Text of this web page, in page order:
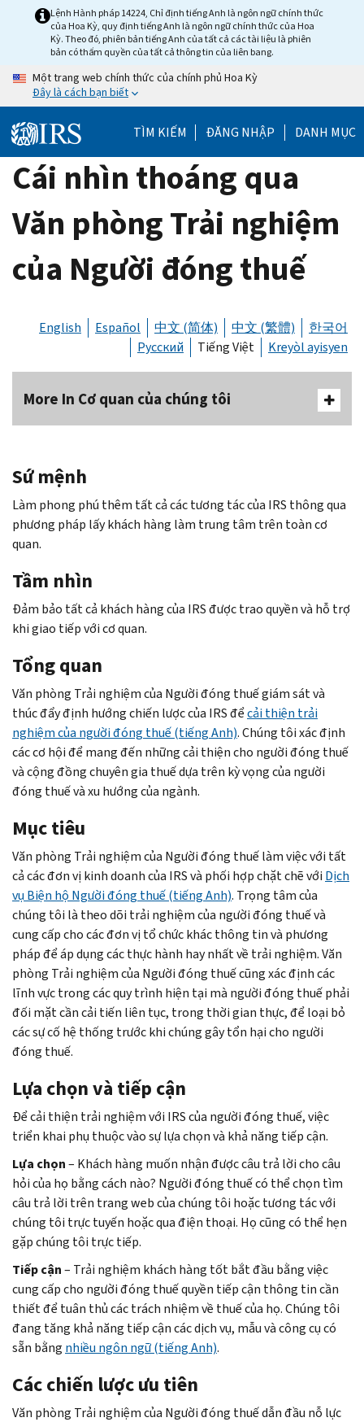
Lệnh Hành pháp 14224, Chỉ định tiếng Anh là ngôn ngữ chính thức
của Hoa Kỳ, quy định tiếng Anh là ngôn ngữ chính thức của Hoa
Kỳ. Theo đó, phiên bản tiếng Anh của tất cả các tài liệu là phiên
bản có thẩm quyền của tất cả thông tin của liên bang.
Một trang web chính thức của chính phủ Hoa Kỳ
Đây là cách bạn biết
TÌM KIẾM ĐĂNG NHẬP DANH MỤC
Cái nhìn thoáng qua
Văn phòng Trải nghiệm
của Người đóng thuế
English Español 中文 (简体) 中文 (繁體)
한국어
Русский
Tiếng Việt Kreyòl ayisyen
More In Cơ quan của chúng tôi
Sứ mệnh
Làm phong phú thêm tất cả các tương tác của IRS thông qua
phương pháp lấy khách hàng làm trung tâm trên toàn cơ
quan.
Tầm nhìn
Đảm bảo tất cả khách hàng của IRS được trao quyền và hỗ trợ
khi giao tiếp với cơ quan.
Tổng quan
Văn phòng Trải nghiệm của Người đóng thuế giám sát và
thúc đẩy định hướng chiến lược của IRS đểcải thiện trải
nghiệm của người đóng thuế (tiếng Anh). Chúng tôi xác định
các cơ hội để mang đến những cải thiện cho người đóng thuế
và cộng đồng chuyên gia thuế dựa trên kỳ vọng của người
đóng thuế và xu hướng của ngành.
Mục tiêu
Văn phòng Trải nghiệm của Người đóng thuế làm việc với tất
cả các đơn vị kinh doanh của IRS và phối hợp chặt chẽ với Dịch
vụ Biện hộ Người đóng thuế (tiếng Anh). Trọng tâm của
chúng tôi là theo dõi trải nghiệm của người đóng thuế và
cung cấp cho các đơn vị tổ chức khác thông tin và phương
pháp để áp dụng các thực hành hay nhất về trải nghiệm. Văn
phòng Trải nghiệm của Người đóng thuế cũng xác định các
lĩnh vực trong các quy trình hiện tại mà người đóng thuế phải
đối mặt cần cải tiến liên tục, trong thời gian thực, để loại bỏ
các sự cố hệ thống trước khi chúng gây tổn hại cho người
đóng thuế.
Lựa chọn và tiếp cận
Để cải thiện trải nghiệm với IRS của người đóng thuế, việc
triển khai phụ thuộc vào sự lựa chọn và khả năng tiếp cận.
Lựa chọn– Khách hàng muốn nhận được câu trả lời cho câu
hỏi của họ bằng cách nào? Người đóng thuế có thể chọn tìm
câu trả lời trên trang web của chúng tôi hoặc tương tác với
chúng tôi trực tuyến hoặc qua điện thoại. Họ cũng có thể hẹn
gặp chúng tôi trực tiếp.
Tiếp cận– Trải nghiệm khách hàng tốt bắt đầu bằng việc
cung cấp cho người đóng thuế quyền tiếp cận thông tin cần
thiết để tuân thủ các trách nhiệm về thuế của họ. Chúng tôi
đang tăng khả năng tiếp cận các dịch vụ, mẫu và công cụ có
sẵn bằng nhiều ngôn ngữ (tiếng Anh).
Các chiến lược ưu tiên
Văn phòng Trải nghiệm của Người đóng thuế dẫn đầu nỗ lực